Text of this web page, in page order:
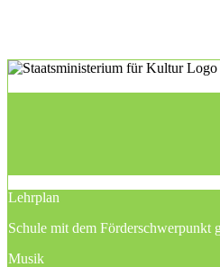
Lehrplan
Schule mit dem Förderschwerpunkt
Musik